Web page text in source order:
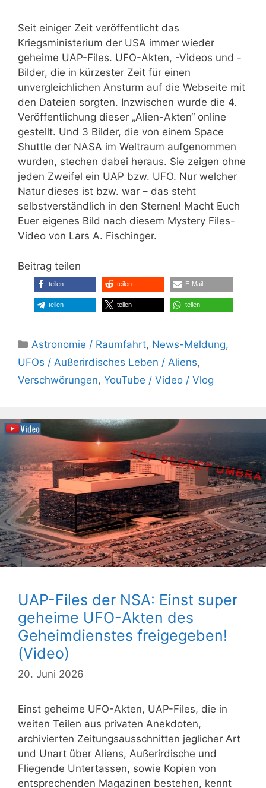
Seit einiger Zeit veröffentlicht das
Kriegsministerium der USA immer wieder
geheime UAP-Files. UFO-Akten, -Videos und -
Bilder, die in kürzester Zeit für einen
unvergleichlichen Ansturm auf die Webseite mit
den Dateien sorgten. Inzwischen wurde die 4.
Veröffentlichung dieser „Alien-Akten“ online
gestellt. Und 3 Bilder, die von einem Space
Shuttle der NASA im Weltraum aufgenommen
wurden, stechen dabei heraus. Sie zeigen ohne
jeden Zweifel ein UAP bzw. UFO. Nur welcher
Natur dieses ist bzw. war – das steht
selbstverständlich in den Sternen! Macht Euch
Euer eigenes Bild nach diesem Mystery Files-
Video von Lars A. Fischinger.
Beitrag teilen
teilen teilen E-Mail
teilen teilen teilen
Kategorien
Astronomie / Raumfahrt, News-Meldung,
UFOs / Außerirdisches Leben / Aliens,
Verschwörungen, YouTube / Video / Vlog
UAP-Files der NSA: Einst super
geheime UFO-Akten des
Geheimdienstes freigegeben!
(Video)
20. Juni 2026
Einst geheime UFO-Akten, UAP-Files, die in
weiten Teilen aus privaten Anekdoten,
archivierten Zeitungsausschnitten jeglicher Art
und Unart über Aliens, Außerirdische und
Fliegende Untertassen, sowie Kopien von
entsprechenden Magazinen bestehen, kennt